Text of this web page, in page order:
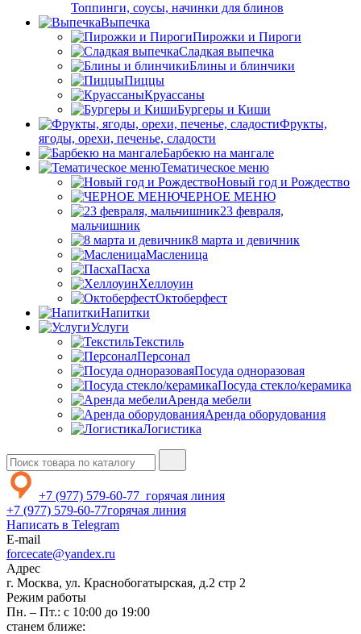
Топпинги, соусы, начинки для блинов
Выпечка
Пирожки и Пироги
Сладкая выпечка
Блины и блинчики
Пиццы
Круасcаны
Бургеры и Киши
Фрукты,
ягоды, орехи, печенье, сладости
Барбекю на мангале
Тематическое меню
Новый год и Рождество
ЧЕРНОЕ МЕНЮ
23 февраля,
мальчишник
8 марта и девичник
Масленица
Пасха
Хеллоуин
Октоберфест
Напитки
Услуги
Текстиль
Персонал
Посуда одноразовая
Посуда стекло/керамика
Аренда мебели
Аренда оборудования
Логистика
+7 (977) 579-60-77 горячая линия
+7 (977) 579-60-77горячая линия
Написать в Telegram
E-mail
forcecate@yandex.ru
Адрес
г. Москва, ул. Краснобогатырская, д.2 стр 2
Режим работы
Пн. – Пт.: с 10:00 до 19:00
станем ближе: